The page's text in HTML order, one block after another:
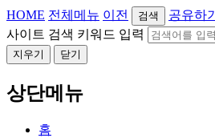
HOME 전체메뉴 이전 검색 공유하기
사이트 검색 키워드 입력
지우기
닫기
상단메뉴
홈